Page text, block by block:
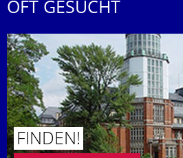
OFT GESUCHT
FINDEN!